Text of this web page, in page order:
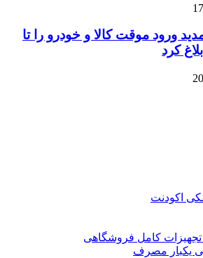
17
ورود موقت کالا و خودرو را تا
کرد
20
اکودنت
کامل فروشگاهی
یکبار مصرف